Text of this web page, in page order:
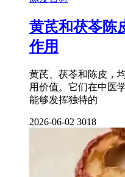
黄芪和茯苓陈
作用
黄芪、茯苓和陈皮，
用价值。它们在中医
能够发挥独特的
2026-06-02 3018